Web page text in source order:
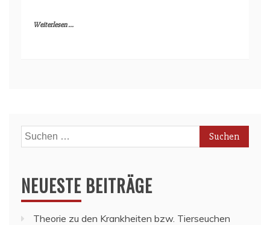
Weiterlesen ...
Suchen
nach:
NEUESTE BEITRÄGE
Theorie zu den Krankheiten bzw. Tierseuchen